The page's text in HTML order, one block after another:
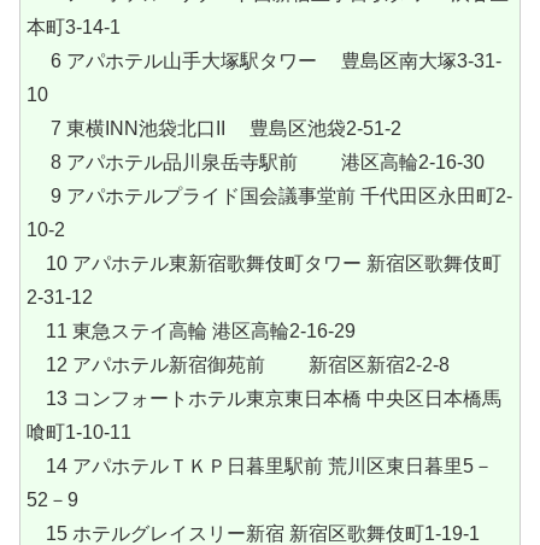
本町3-14-1
6 アパホテル山手大塚駅タワー 豊島区南大塚3-31-
10
7 東横INN池袋北口II 豊島区池袋2-51-2
8 アパホテル品川泉岳寺駅前 港区高輪2‐16‐30
9 アパホテルプライド国会議事堂前 千代田区永田町2-
10-2
10 アパホテル東新宿歌舞伎町タワー 新宿区歌舞伎町
2-31-12
11 東急ステイ高輪 港区高輪2-16-29
12 アパホテル新宿御苑前 新宿区新宿2-2-8
13 コンフォートホテル東京東日本橋 中央区日本橋馬
喰町1-10-11
14 アパホテルＴＫＰ日暮里駅前 荒川区東日暮里5－
52－9
15 ホテルグレイスリー新宿 新宿区歌舞伎町1-19-1